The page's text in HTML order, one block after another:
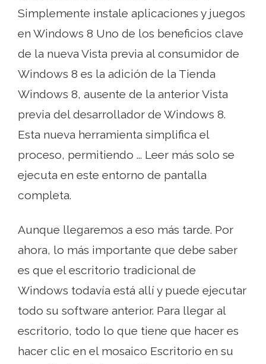
Simplemente instale aplicaciones y juegos
en Windows 8 Uno de los beneficios clave
de la nueva Vista previa al consumidor de
Windows 8 es la adición de la Tienda
Windows 8, ausente de la anterior Vista
previa del desarrollador de Windows 8.
Esta nueva herramienta simplifica el
proceso, permitiendo ... Leer más solo se
ejecuta en este entorno de pantalla
completa.
Aunque llegaremos a eso más tarde. Por
ahora, lo más importante que debe saber
es que el escritorio tradicional de
Windows todavía está allí y puede ejecutar
todo su software anterior. Para llegar al
escritorio, todo lo que tiene que hacer es
hacer clic en el mosaico Escritorio en su